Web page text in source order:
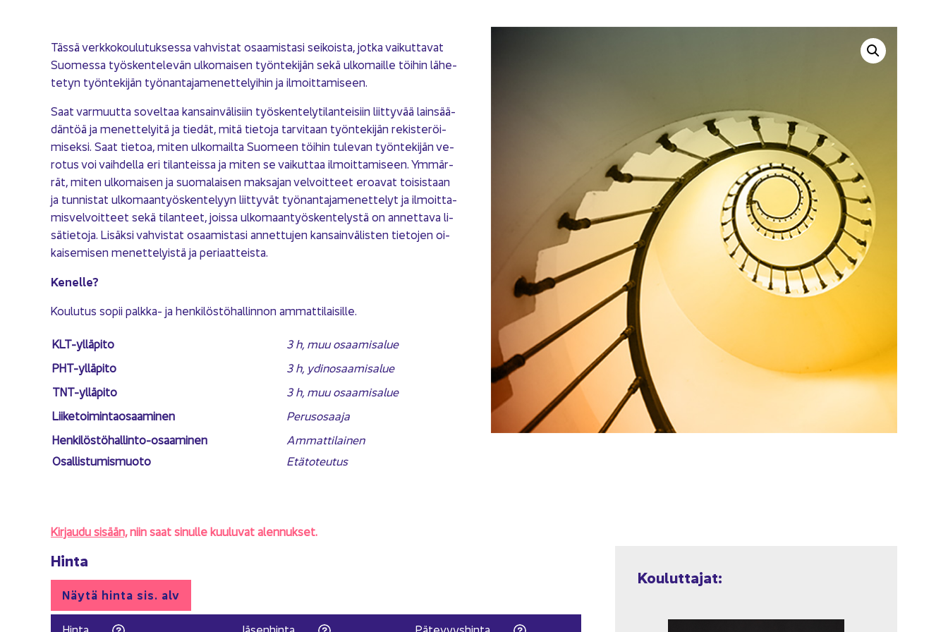
Tässä verk­ko­kou­lu­tuk­ses­sa vah­vis­tat osaa­mis­ta­si sei­kois­ta, jotka vai­kut­ta­vat
Suo­mes­sa työs­ken­te­le­vän ul­ko­mai­sen työn­te­ki­jän sekä ul­ko­mail­le töi­hin lä­he­
te­tyn työn­te­ki­jän työ­nan­ta­ja­me­net­te­lyi­hin ja il­moit­ta­mi­seen.
Saat var­muut­ta so­vel­taa kan­sain­vä­li­siin työs­ken­te­ly­ti­lan­tei­siin liit­ty­vää lain­sää­
dän­töä ja me­net­te­lyi­tä ja tie­dät, mitä tie­to­ja tar­vi­taan työn­te­ki­jän re­kis­te­röi­
mi­sek­si. Saat tie­toa, miten ul­ko­mail­ta Suo­meen töi­hin tu­le­van työn­te­ki­jän ve­
ro­tus voi vaih­del­la eri ti­lan­teis­sa ja miten se vai­kut­taa il­moit­ta­mi­seen. Ym­mär­
rät, miten ul­ko­mai­sen ja suo­ma­lai­sen mak­sa­jan vel­voit­teet eroa­vat toi­sis­taan
ja tun­nis­tat ul­ko­maan­työs­ken­te­lyyn liit­ty­vät työ­nan­ta­ja­me­net­te­lyt ja il­moit­ta­
mis­vel­voit­teet sekä ti­lan­teet, jois­sa ul­ko­maan­työs­ken­te­lys­tä on an­net­ta­va li­
sä­tie­to­ja. Li­säk­si vah­vis­tat osaa­mis­ta­si an­net­tu­jen kan­sain­vä­lis­ten tie­to­jen oi­
kai­se­mi­sen me­net­te­lyis­tä ja pe­ri­aat­teis­ta.
Ke­nel­le?
Kou­lu­tus sopii palkka-​ ja hen­ki­lös­tö­hal­lin­non am­mat­ti­lai­sil­le.
KLT-​ylläpito
3 h, muu osaa­mi­sa­lue
PHT-​ylläpito
3 h, ydin­osaa­mi­sa­lue
TNT-​ylläpito
3 h, muu osaa­mi­sa­lue
Lii­ke­toi­min­tao­saa­mi­nen
Pe­rus­osaa­ja
Henkilöstöhallinto-​osaaminen
Am­mat­ti­lai­nen
Osal­lis­tu­mis­muo­to
Etä­to­teu­tus
Kir­jau­du si­sään,niin saat si­nul­le kuu­lu­vat alen­nuk­set.
Hinta
Näytä hinta sis. alv
Kou­lut­ta­jat: